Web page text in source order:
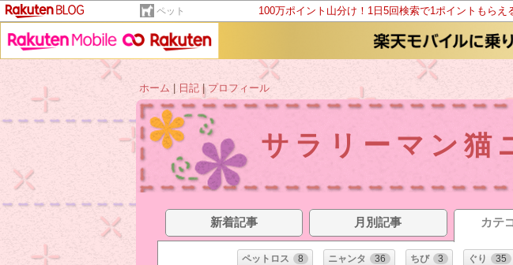
ペット 100万ポイント山分け！1日5回検索で1ポイントもらえ
ホーム
日記 | プロフィール
サラリーマン猫
新着記事 月別記事 カテ
ペットロス 8 ニャンタ 36 ちび 3 ぐり 35